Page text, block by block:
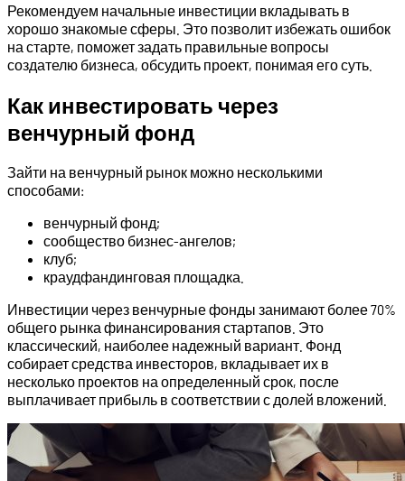
Рекомендуем начальные инвестиции вкладывать в
хорошо знакомые сферы. Это позволит избежать ошибок
на старте, поможет задать правильные вопросы
создателю бизнеса, обсудить проект, понимая его суть.
Как инвестировать через
венчурный фонд
Зайти на венчурный рынок можно несколькими
способами:
венчурный фонд;
сообщество бизнес-ангелов;
клуб;
краудфандинговая площадка.
Инвестиции через венчурные фонды занимают более 70%
общего рынка финансирования стартапов. Это
классический, наиболее надежный вариант. Фонд
собирает средства инвесторов, вкладывает их в
несколько проектов на определенный срок, после
выплачивает прибыль в соответствии с долей вложений.